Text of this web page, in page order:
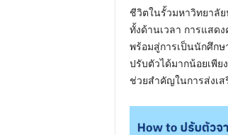
ชีวิตในรั้วมหาวิทยาลั
ทั้งด้านเวลา การแสด
พร้อมสู่การเป็นนักศึกษ
ปรับตัวได้มากน้อยเพีย
ช่วยสำคัญในการส่งเ